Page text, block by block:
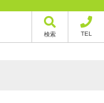
検索 TEL